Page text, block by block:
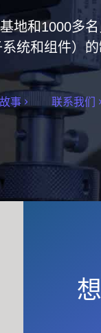
地和1000多
统和组件）的
事 联系我们